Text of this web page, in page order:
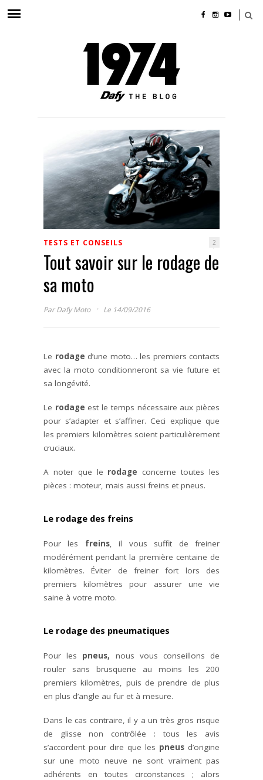
TESTS ET CONSEILS 2
Tout savoir sur le rodage de
sa moto
ParDafy Moto · Le 14/09/2016
Le rodage d’une moto… les premiers contacts
avec la moto conditionneront sa vie future et
sa longévité.
Le rodage est le temps nécessaire aux pièces
pour s’adapter et s’affiner. Ceci explique que
les premiers kilomètres soient particulièrement
cruciaux.
A noter que le rodage concerne toutes les
pièces : moteur, mais aussi freins et pneus.
Le rodage des freins
Pour les freins, il vous suffit de freiner
modérément pendant la première centaine de
kilomètres. Éviter de freiner fort lors des
premiers kilomètres pour assurer une vie
saine à votre moto.
Le rodage des pneumatiques
Pour les pneus, nous vous conseillons de
rouler sans brusquerie au moins les 200
premiers kilomètres, puis de prendre de plus
en plus d’angle au fur et à mesure.
Dans le cas contraire, il y a un très gros risque
de glisse non contrôlée : tous les avis
s’accordent pour dire que les pneus d’origine
sur une moto neuve ne sont vraiment pas
adhérents en toutes circonstances ; alors